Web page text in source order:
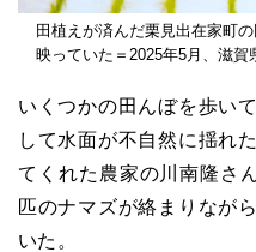
田植えが済んだ栗見出在家町
映っていた＝2025年5月、滋
いくつかの田んぼを歩い
して水面が不自然に揺れ
てくれた農家の川南隆さ
匹のナマズが絡まりなが
いた。